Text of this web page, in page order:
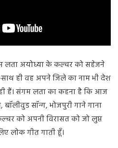
लता अयोध्या के कल्चर को सहेजने
ही वह अपने जिले का नाम भी देश
हैं। संगम लता का कहना है कि आज
सॉन्ग, भोजपुरी गाने गाना
को अपनी विरासत को जो लुप्त
लोक गीत गाती हूँ।